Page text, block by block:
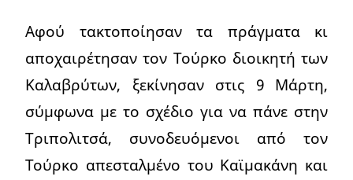
Αφού τακτοποίησαν τα πράγματα κι
αποχαιρέτησαν τον Τούρκο διοικητή των
Καλαβρύτων, ξεκίνησαν στις 9 Μάρτη,
σύμφωνα με το σχέδιο για να πάνε στην
Τριπολιτσά, συνοδευόμενοι από τον
Τούρκο απεσταλμένο του Καϊμακάνη και